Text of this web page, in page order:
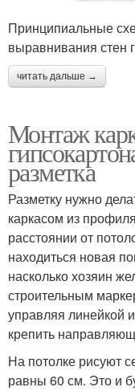
Принципиальные
выравнивания стен
читать дальше →
Монтаж
разметка
Разметку нужно
каркасом из
расстоянии от
находиться новая
насколько хозяин
строительным
управляя линейкой
крепить
На потолке рисуют
равны 60 см. Это и